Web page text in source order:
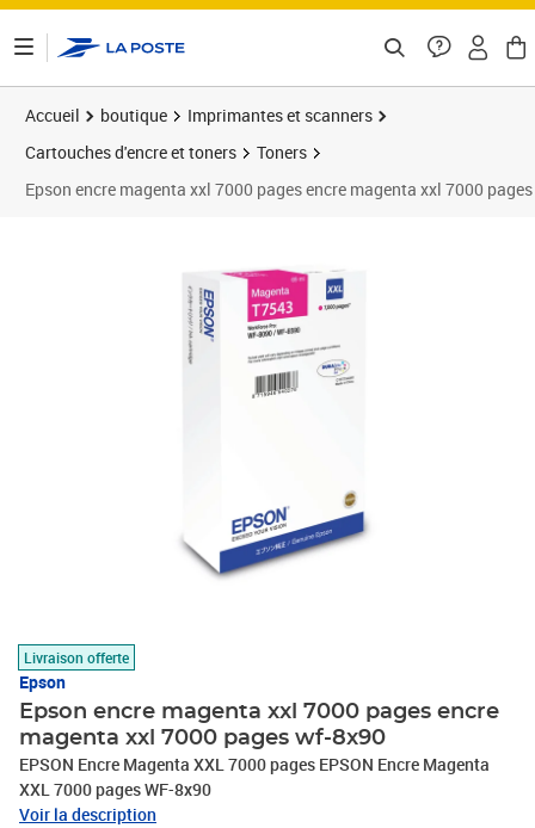
Accueil boutique
Imprimantes et scanners
Cartouches d'encre et toners
Toners
Epson encre magenta xxl 7000 pages encre magenta xxl 7000
Livraison offerte
Epson
Epson encre magenta xxl 7000 pages encre
magenta xxl 7000 pages wf-8x90
EPSON Encre Magenta XXL 7000 pages EPSON Encre Magenta
XXL 7000 pages WF-8x90
Voir la description